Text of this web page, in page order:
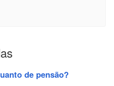
de pensão?